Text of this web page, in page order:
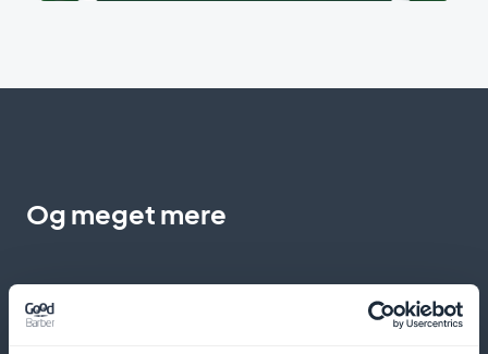
Og meget mere